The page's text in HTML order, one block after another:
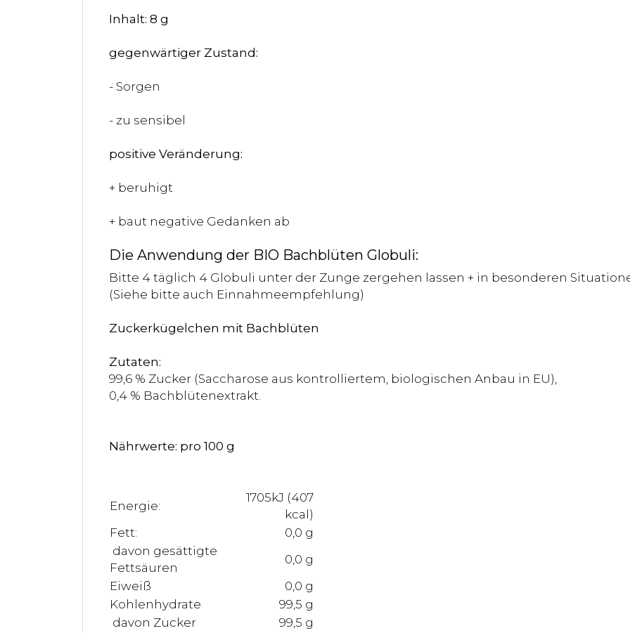
Inhalt: 8 g
gegenwärtiger Zustand:
- Sorgen
- zu sensibel
positive Veränderung:
+ beruhigt
+ baut negative Gedanken ab
Die Anwendung der BIO Bachblüten Globuli:
Bitte 4 täglich 4 Globuli unter der Zunge zergehen lassen + in besonderen
(Siehe bitte auch Einnahmeempfehlung)
Zuckerkügelchen mit Bachblüten
Zutaten:
99,6 % Zucker (Saccharose aus kontrolliertem, biologischen Anbau in EU),
0,4 % Bachblütenextrakt.
Nährwerte: pro 100 g
Energie:
1705kJ (407
kcal)
Fett:
0,0 g
davon gesättigte
Fettsäuren
0,0 g
Eiweiß
0,0 g
Kohlenhydrate
99,5 g
davon Zucker
99,5 g